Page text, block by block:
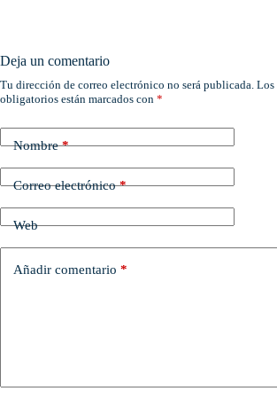
Deja un comentario
Tu dirección de correo electrónico no será publicada. Los
obligatorios están marcados con *
Nombre*
Correo electrónico*
Web
Añadir comentario *